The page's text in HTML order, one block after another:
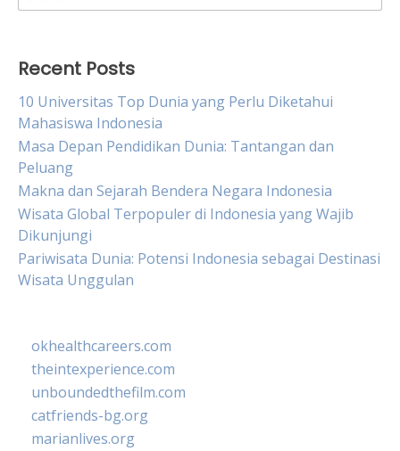
for:
Recent Posts
10 Universitas Top Dunia yang Perlu Diketahui
Mahasiswa Indonesia
Masa Depan Pendidikan Dunia: Tantangan dan
Peluang
Makna dan Sejarah Bendera Negara Indonesia
Wisata Global Terpopuler di Indonesia yang Wajib
Dikunjungi
Pariwisata Dunia: Potensi Indonesia sebagai Destinasi
Wisata Unggulan
okhealthcareers.com
theintexperience.com
unboundedthefilm.com
catfriends-bg.org
marianlives.org